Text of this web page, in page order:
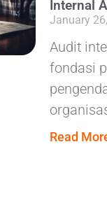
Internal
January
Audit
fondasi
Read